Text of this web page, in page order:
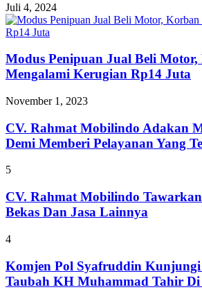
Juli 4, 2024
Modus Penipuan Jual Beli
Mengalami Kerugian Rp14 Juta
November 1, 2023
CV. Rahmat Mobilindo Adakan
Demi Memberi Pelayanan Yang
5
CV. Rahmat Mobilindo
Bekas Dan Jasa Lainnya
4
Komjen Pol Syafruddin
Taubah KH Muhammad Tahir Di